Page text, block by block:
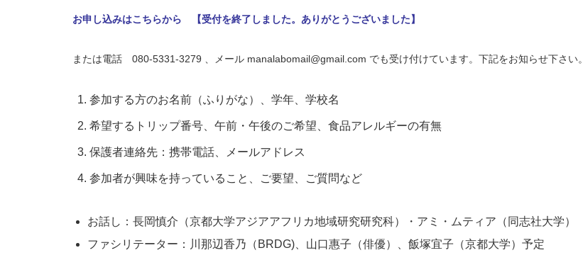
お申し込みはこちらから 【受付を終了しました。ありがとうございました】
または電話 080-5331-3279 、メール manalabomail@gmail.com でも受け付けています。下記をお知らせ下さい。
参加する方のお名前（ふりがな）、学年、学校名
希望するトリップ番号、午前・午後のご希望、食品アレルギーの有無
保護者連絡先：携帯電話、メールアドレス
参加者が興味を持っていること、ご要望、ご質問など
お話し：長岡慎介（京都大学アジアアフリカ地域研究研究科）・アミ・ムティア（同志社大学）
ファシリテーター：川那辺香乃（BRDG)、山口惠子（俳優）、飯塚宜子（京都大学）予定